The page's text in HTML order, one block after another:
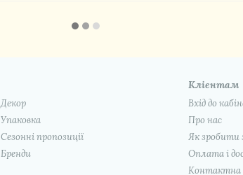
Декор
Упаковка
Сезонні пропозиції
Бренди
Клієнтам
Вхід до
Про нас
Як зробити
Оплата і
Контактна